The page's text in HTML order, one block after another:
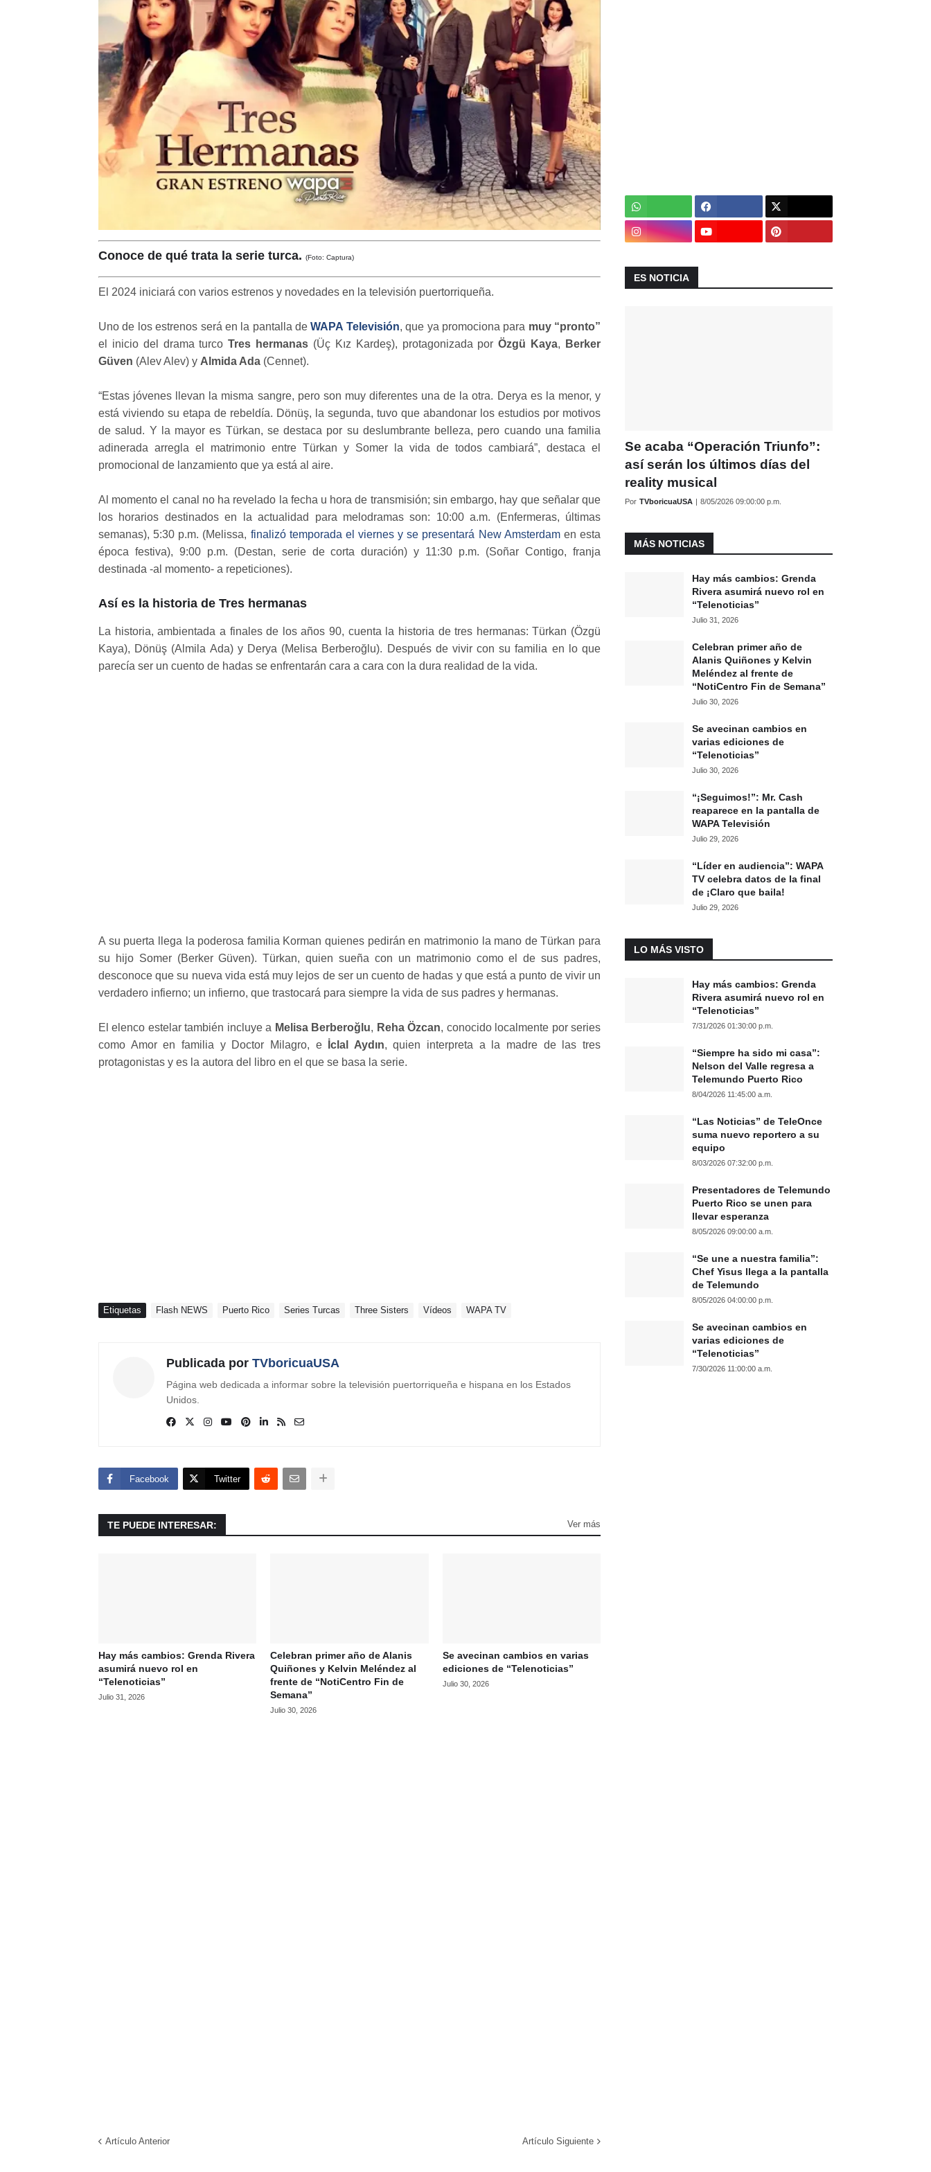
Conoce de qué trata la serie turca. (Foto: Captura)
El 2024 iniciará con varios estrenos y novedades en la televisión puertorriqueña.
Uno de los estrenos será en la pantalla deWAPA Televisión, que ya promociona para muy “pronto”
el inicio del drama turcoTres hermanas (Üç Kız Kardeş), protagonizada porÖzgü Kaya,
Berker
Güven (Alev Alev) y Almida Ada (Cennet).
“Estas jóvenes llevan la misma sangre, pero son muy diferentes una de la otra. Derya es la menor, y
está viviendo su etapa de rebeldía. Dönüş, la segunda, tuvo que abandonar los estudios por motivos
de salud. Y la mayor es Türkan, se destaca por su deslumbrante belleza, pero cuando una familia
adinerada arregla el matrimonio entre Türkan y Somer la vida de todos cambiará”, destaca el
promocional de lanzamiento que ya está al aire.
Al momento el canal no ha revelado la fecha u hora de transmisión; sin embargo, hay que señalar que
los horarios destinados en la actualidad para melodramas son: 10:00 a.m. (Enfermeras, últimas
semanas), 5:30 p.m. (Melissa, finalizó temporada el viernes y se presentará New Amsterdamen esta
época festiva), 9:00 p.m. (Destan, serie de corta duración) y 11:30 p.m. (Soñar Contigo, franja
destinada -al momento- a repeticiones).
Así es la historia de Tres hermanas
La historia, ambientada a finales de los años 90, cuenta la historia de tres hermanas: Türkan (Özgü
Kaya), Dönüş (Almila Ada) y Derya (Melisa Berberoğlu). Después de vivir con su familia en lo que
parecía ser un cuento de hadas se enfrentarán cara a cara con la dura realidad de la vida.
A su puerta llega la poderosa familia Korman quienes pedirán en matrimonio la mano de Türkan para
su hijo Somer (Berker Güven). Türkan, quien sueña con un matrimonio como el de sus padres,
desconoce que su nueva vida está muy lejos de ser un cuento de hadas y que está a punto de vivir un
verdadero infierno; un infierno, que trastocará para siempre la vida de sus padres y hermanas.
El elenco estelar también incluye a Melisa Berberoğlu, Reha Özcan, conocido localmente por series
como Amor en familia y Doctor Milagro, e
İclal Aydın, quien interpreta a la madre de las tres
protagonistas y es la autora del libro en el que se basa la serie.
Etiquetas Flash NEWS Puerto Rico Series Turcas Three Sisters Vídeos WAPA TV
Publicada por TVboricuaUSA
Página web dedicada a informar sobre la televisión puertorriqueña e hispana en los Estados
Unidos.
Facebook Twitter
TE PUEDE INTERESAR: Ver más
Hay más cambios: Grenda Rivera
asumirá nuevo rol en
“Telenoticias”
Julio 31, 2026
Celebran primer año de Alanis
Quiñones y Kelvin Meléndez al
frente de “NotiCentro Fin de
Semana”
Julio 30, 2026
Se avecinan cambios en varias
ediciones de “Telenoticias”
Julio 30, 2026
Artículo Anterior Artículo Siguiente
ES NOTICIA
Se acaba “Operación Triunfo”:
así serán los últimos días del
reality musical
Por TVboricuaUSA | 8/05/2026 09:00:00 p.m.
MÁS NOTICIAS
Hay más cambios: Grenda
Rivera asumirá nuevo rol en
“Telenoticias”
Julio 31, 2026
Celebran primer año de
Alanis Quiñones y Kelvin
Meléndez al frente de
“NotiCentro Fin de Semana”
Julio 30, 2026
Se avecinan cambios en
varias ediciones de
“Telenoticias”
Julio 30, 2026
“¡Seguimos!”: Mr. Cash
reaparece en la pantalla de
WAPA Televisión
Julio 29, 2026
“Líder en audiencia”: WAPA
TV celebra datos de la final
de ¡Claro que baila!
Julio 29, 2026
LO MÁS VISTO
Hay más cambios: Grenda
Rivera asumirá nuevo rol en
“Telenoticias”
7/31/2026 01:30:00 p.m.
“Siempre ha sido mi casa”:
Nelson del Valle regresa a
Telemundo Puerto Rico
8/04/2026 11:45:00 a.m.
“Las Noticias” de TeleOnce
suma nuevo reportero a su
equipo
8/03/2026 07:32:00 p.m.
Presentadores de Telemundo
Puerto Rico se unen para
llevar esperanza
8/05/2026 09:00:00 a.m.
“Se une a nuestra familia”:
Chef Yisus llega a la pantalla
de Telemundo
8/05/2026 04:00:00 p.m.
Se avecinan cambios en
varias ediciones de
“Telenoticias”
7/30/2026 11:00:00 a.m.